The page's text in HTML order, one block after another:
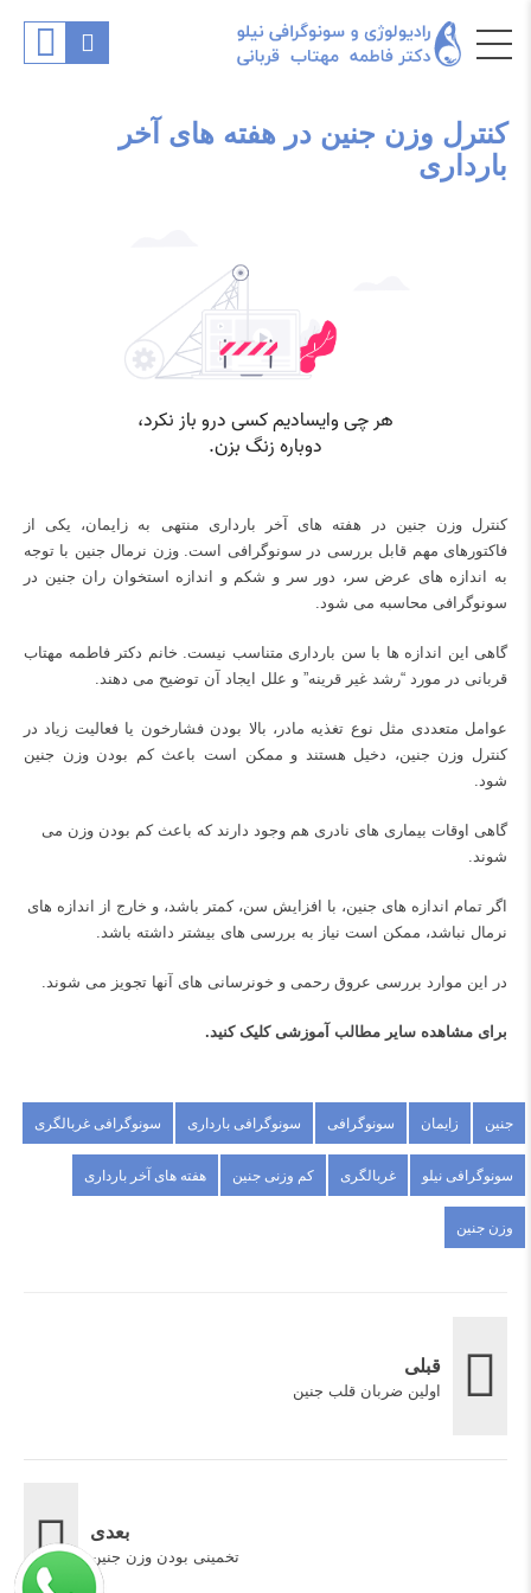
کنترل وزن جنین در هفته های آخر
بارداری
کنترل وزن جنین در هفته های آخر بارداری منتهی به زایمان، یکی از
فاکتورهای مهم قابل بررسی در سونوگرافی است. وزن نرمال جنین با توجه
به اندازه های عرض سر، دور سر و شکم و اندازه استخوان ران جنین در
سونوگرافی محاسبه می شود.
گاهی این اندازه ها با سن بارداری متناسب نیست. خانم دکتر فاطمه مهتاب
قربانی در مورد “رشد غیر قرینه” و علل ایجاد آن توضیح می دهند.
عوامل متعددی مثل نوع تغذیه مادر، بالا بودن فشارخون یا فعالیت زیاد در
کنترل وزن جنین، دخیل هستند و ممکن است باعثکم بودن وزن جنین
شود.
گاهی اوقات بیماری های نادری هم وجود دارند که باعث کم بودن وزن می
شوند.
اگر تمام اندازه های جنین، با افزایش سن، کمتر باشد، و خارج از اندازه های
نرمال نباشد، ممکن است نیاز به بررسی های بیشتر داشته باشد.
در این موارد بررسی عروق رحمی و خونرسانی های آنها تجویز می شوند.
برای مشاهده سایر مطالب آموزشیکلیک کنید.
جنین زایمان سونوگرافی سونوگرافی بارداری سونوگرافی غربالگری
سونوگرافی نیلو غربالگری کم وزنی جنین هفته های آخر بارداری
وزن جنین
قبلی
اولین ضربان قلب جنین
بعدی
تخمینی بودن وزن جنین